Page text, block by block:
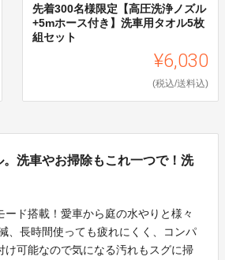
先着300名様限定【高圧洗浄ノズル
+5mホース付き】洗車用タオル5枚
組セット
¥6,030
(税込/送料込)
洗車やお掃除もこれ一つで！洗
ード搭載！愛車から庭の水やりと様々
、長時間使っても疲れにくく、コンパ
可能なので気になる汚れもスグに掃